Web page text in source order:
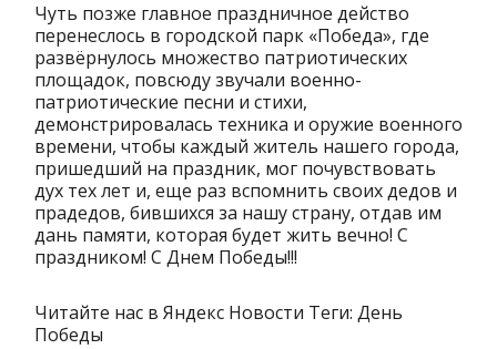
Чуть позже главное праздничное действо
перенеслось в городской парк «Победа», где
развёрнулось множество патриотических
площадок, повсюду звучали военно-
патриотические песни и стихи,
демонстрировалась техника и оружие военного
времени, чтобы каждый житель нашего города,
пришедший на праздник, мог почувствовать
дух тех лет и, еще раз вспомнить своих дедов и
прадедов, бившихся за нашу страну, отдав им
дань памяти, которая будет жить вечно! С
праздником! С Днем Победы!!!
Читайте нас в Яндекс Новости Теги: День
Победы